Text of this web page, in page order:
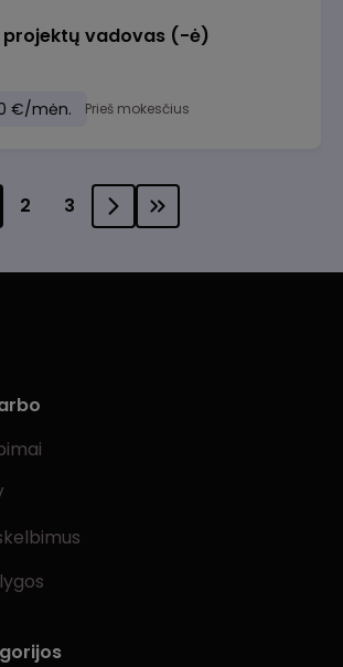
projektų vadovas (-ė)
€/mėn. Prieš mokesčius
2 3